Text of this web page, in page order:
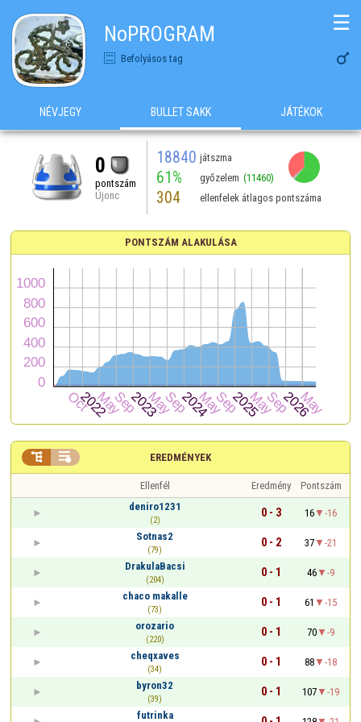
NoPROGRAM
Befolyásos tag 
☰
NÉVJEGY BULLET SAKK JÁTÉKOK
0
pontszám
Újonc
18840 játszma
61% győzelem (11460)
304 ellenfelek átlagos pontszáma
PONTSZÁM ALAKULÁSA
EREDMÉNYEK
 
Ellenfél Eredmény
Pontszám
deniro1231
(2)
0 - 3 16
-16
Sotnas2
(79)
0 - 2 37
-21
DrakulaBacsi
(204)
0 - 1 46
-9
chaco makalle
(73)
0 - 1 61
-15
orozario
(220)
0 - 1 70
-9
cheqxaves
(34)
0 - 1 88
-18
byron32
(39)
0 - 1 107
-19
futrinka